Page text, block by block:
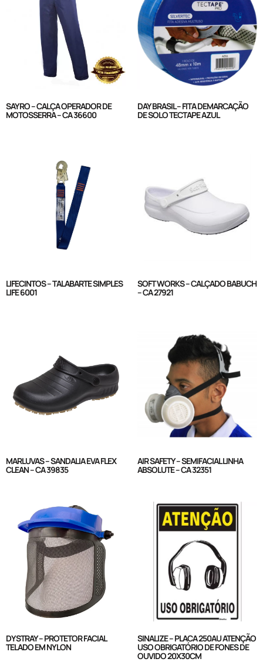
SAYRO – CALÇA OPERADOR DE
MOTOSSERRA – CA 36600
DAY BRASIL – FITA DEMARCAÇÃO
DE SOLO TECTAPE AZUL
LIFECINTOS – TALABARTE SIMPLES
LIFE 6001
SOFT WORKS – CALÇADO BABUCH
– CA 27921
MARLUVAS – SANDALIA EVA FLEX
CLEAN – CA 39835
AIR SAFETY – SEMIFACIAL LINHA
ABSOLUTE – CA 32351
DYSTRAY – PROTETOR FACIAL
TELADO EM NYLON
SINALIZE – PLACA 250AU ATENÇÃO
USO OBRIGATÓRIO DE FONES DE
OUVIDO 20X30CM